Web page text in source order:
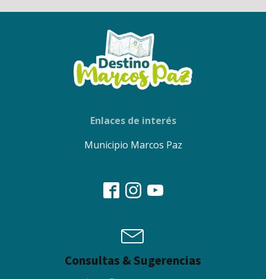
Enlaces de interés
Municipio Marcos Paz
Consultas & Sugerencias